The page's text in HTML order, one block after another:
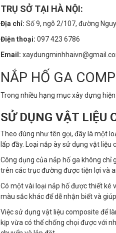
TRỤ SỞ TẠI HÀ NỘI:
Địa chỉ: Số 9, ngõ 2/107, đường
Điện thoại: 097 423 6786
Email:
NẮP HỐ GA
Trong nhiều hạng mục xây dựng
SỬ DỤNG VẬT LIỆU
Theo đúng như tên gọi, đây là một
lấp đầy. Loại nắp ày sử dụng vật
Công dụng của nắp hố ga không chỉ
trên các trục đường được tiện lợi và
Có một vài loại nắp hố được thiết ké
màu sắc khác để dễ nhận biết và
Việc sử dụng vật liệu composite để
kịp vừa có thể chống chọi được với